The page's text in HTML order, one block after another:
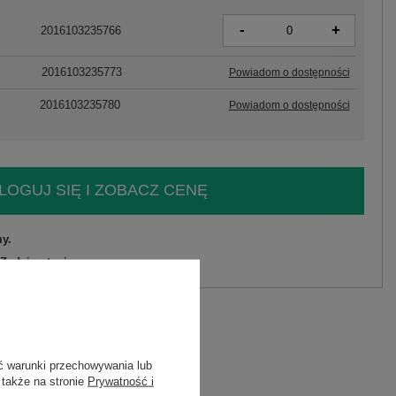
2016103235766 - +
2016103235773 Powiadom o dostępności
2016103235780 Powiadom o dostępności
SIĘ I ZOBACZ CENĘ
Zadaj pytanie
warunki przechowywania lub
na stronie Prywatność i